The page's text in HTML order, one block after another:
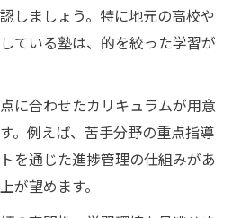
しましょう。特に地元の高校や
ている塾は、的を絞った学習が
に合わせたカリキュラムが用意
。例えば、苦手分野の重点指導
を通じた進捗管理の仕組みがあ
が望めます。